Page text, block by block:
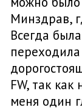
Минздрав,
Всегда
FW, так
меня один